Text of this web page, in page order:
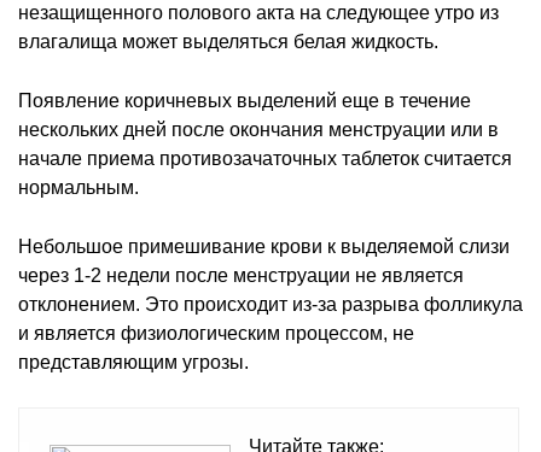
незащищенного полового акта на следующее утро из
влагалища может выделяться белая жидкость.
Появление коричневых выделений еще в течение
нескольких дней после окончания менструации или в
начале приема противозачаточных таблеток считается
нормальным.
Небольшое примешивание крови к выделяемой слизи
через 1-2 недели после менструации не является
отклонением. Это происходит из-за разрыва фолликула
и является физиологическим процессом, не
представляющим угрозы.
Читайте также: